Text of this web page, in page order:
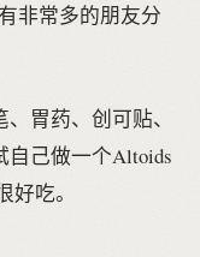
非常多的朋友分
胃药、创可贴、
己做一个Altoids
吃。